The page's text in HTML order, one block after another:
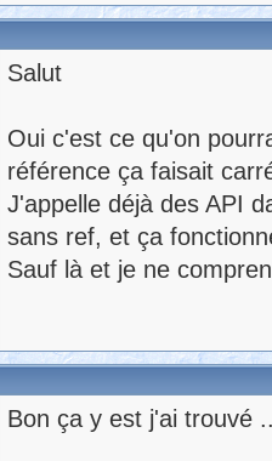
Salut
Oui c'est ce qu'on
référence ça faisait
J'appelle déjà des API
sans ref, et ça
Sauf là et je ne
Bon ça y est j'ai trouvé